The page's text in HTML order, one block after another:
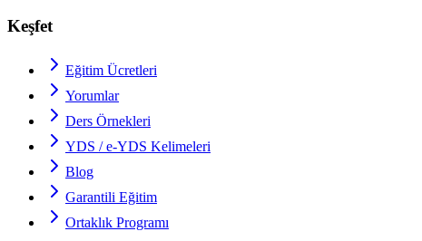
Keşfet
Eğitim Ücretleri
Yorumlar
Ders Örnekleri
YDS / e-YDS Kelimeleri
Blog
Garantili Eğitim
Ortaklık Programı